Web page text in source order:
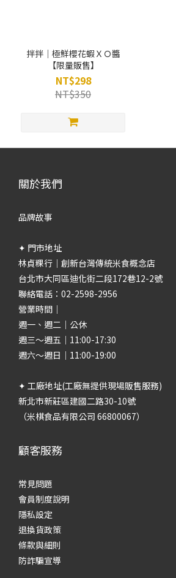
拌拌｜極鮮櫻花蝦ＸＯ醬
【限量販售】
NT$298
NT$350
關於我們
品牌故事
✦ 門市地址
林貞粿行｜創新台灣傳統米食概念店
台北市大同區迪化街二段172巷12-2號
聯絡電話：02-2598-2956
營業時間｜
週一、週二｜公休
週三～週五｜11:00-17:30
週六～週日｜11:00-19:00
✦ 工廠地址(工廠無提供現場販售服務)
新北市新莊區建國二路30-10號
（米棋食品有限公司 66800067）
顧客服務
常見問題
會員制度說明
隱私設定
退換貨政策
條款與細則
防詐騙宣導